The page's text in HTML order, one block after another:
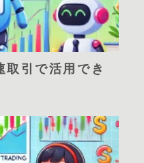
取引で活用でき